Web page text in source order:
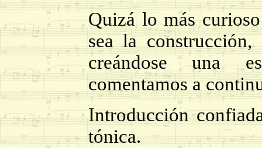
Quizá lo más
sea la
creándose una
comentamos a
Introducción
tónica.